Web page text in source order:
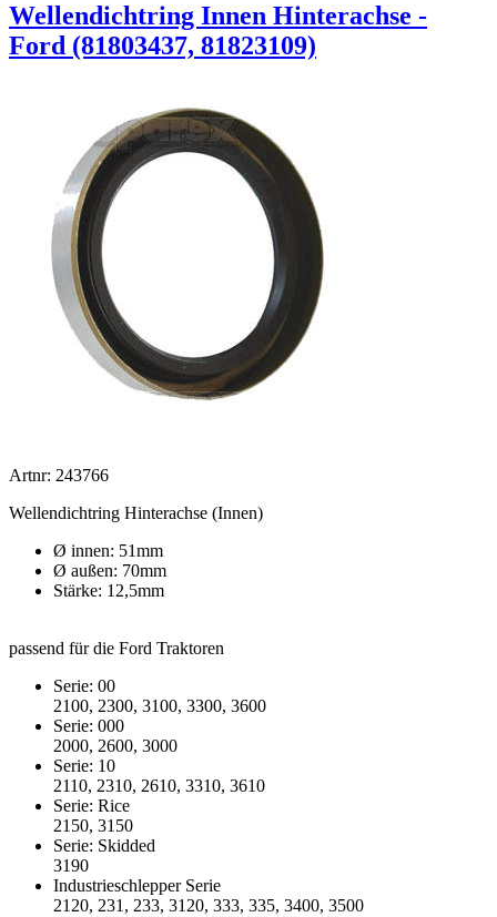
Wellendichtring Innen Hinterachse -
Ford (81803437, 81823109)
Artnr: 243766
Wellendichtring Hinterachse (Innen)
Ø innen: 51mm
Ø außen: 70mm
Stärke: 12,5mm
passend für die Ford Traktoren
Serie: 00
2100, 2300, 3100, 3300, 3600
Serie: 000
2000, 2600, 3000
Serie: 10
2110, 2310, 2610, 3310, 3610
Serie: Rice
2150, 3150
Serie: Skidded
3190
Industrieschlepper Serie
2120, 231, 233, 3120, 333, 335, 3400, 3500